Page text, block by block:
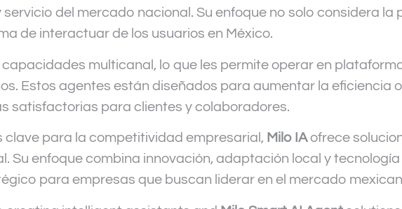
del mercado nacional. Su enfoque no solo considera la
de interactuar de los usuarios en México.
multicanal, lo que les permite operar en
Estos agentes están diseñados para aumentar la eficiencia
satisfactorias para clientes y colaboradores.
clave para la competitividad empresarial, Milo IAofrece
Su enfoque combina innovación, adaptación local y
para empresas que buscan liderar en el mercado